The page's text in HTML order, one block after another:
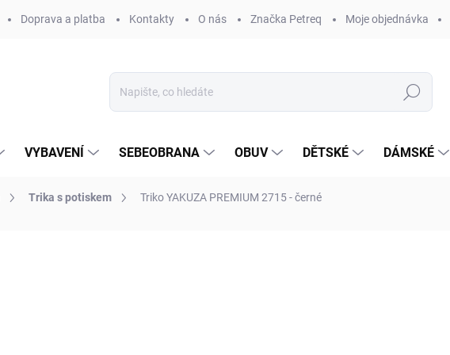
Doprava a platba Kontakty O nás Značka Petreq Moje objednávka
Hledat
VYBAVENÍ SEBEOBRANA OBUV DĚTSKÉ DÁMSKÉ
Trika s potiskem Triko YAKUZA PREMIUM 2715 - černé